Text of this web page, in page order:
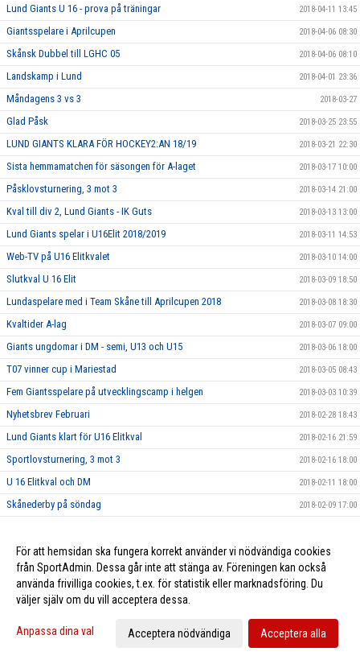
Lund Giants U 16 - prova på träningar 2018-04-11 13:45
Giantsspelare i Aprilcupen 2018-04-06 08:30
Skånsk Dubbel till LGHC 05 2018-04-06 08:10
Landskamp i Lund 2018-04-01 23:36
Måndagens 3 vs 3 2018-03-27
Glad Påsk 2018-03-25 23:55
LUND GIANTS KLARA FÖR HOCKEY2:AN 18/19 2018-03-21 22:30
Sista hemmamatchen för säsongen för A-laget 2018-03-17 10:00
Påsklovsturnering, 3 mot 3 2018-03-14 21:00
Kval till div 2, Lund Giants - IK Guts 2018-03-13 13:00
Lund Giants spelar i U16Elit 2018/2019 2018-03-11 14:53
Web-TV på U16 Elitkvalet 2018-03-10 14:00
Slutkval U 16 Elit 2018-03-09 18:50
Lundaspelare med i Team Skåne till Aprilcupen 2018 2018-03-08 18:30
Kvaltider A-lag 2018-03-07 09:00
Giants ungdomar i DM - semi, U13 och U15 2018-03-06 18:00
T07 vinner cup i Mariestad 2018-03-05 08:43
Fem Giantsspelare på utvecklingscamp i helgen 2018-03-03 10:39
Nyhetsbrev Februari 2018-02-28 18:43
Lund Giants klart för U16 Elitkval 2018-02-16 21:59
Sportlovsturnering, 3 mot 3 2018-02-16 18:00
U 16 Elitkval och DM 2018-02-11 18:00
Skånederby på söndag 2018-02-09 17:00
Lund Giants startar upp J18 säsongen 2018/2019 2018-01-25 15:00
Sommarhockeyläger 2018 2018-01-24 15:00
Tjeckiska ishockeyförbundet gästade Lund Giants
2018-01-11 19:50
Hemmamatch 10/1 mot Boro/Vetlanda 2018-01-10 15:00
För att hemsidan ska fungera korrekt använder vi nödvändiga cookies
från SportAdmin. Dessa går inte att stänga av. Föreningen kan också
använda frivilliga cookies, t.ex. för statistik eller marknadsföring. Du
väljer själv om du vill acceptera dessa.
Anpassa dina val Acceptera nödvändiga Acceptera alla